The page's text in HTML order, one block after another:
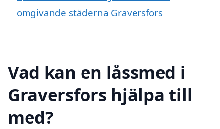
omgivande städerna Graversfors
Vad kan en låssmed i
Graversfors hjälpa till
med?